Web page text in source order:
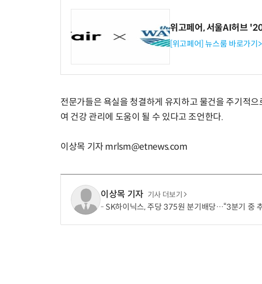
위고페어, 서울AI허브
[위고페어] 뉴스룸 바로가기>
전문가들은 욕실을 청결하게 유지하고 물건을 주기적
여 건강 관리에 도움이 될 수 있다고 조언한다.
이상목 기자 mrlsm@etnews.com
이상목 기자 기사 더보기
SK하이닉스, 주당 375원 분기배당…“3분기 중